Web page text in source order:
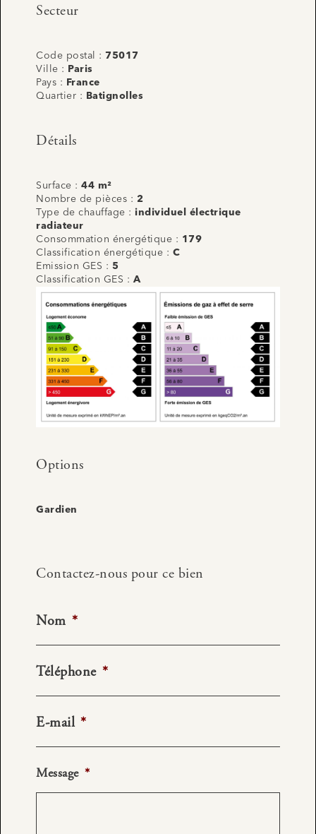
Secteur
Code postal : 75017
Ville :
Paris
Pays :
France
Quartier :
Batignolles
Détails
Surface : 44 m²
Nombre de pièces : 2
Type de chauffage : individuel électrique
radiateur
Consommation énergétique : 179
Classification énergétique : C
Emission GES : 5
Classification GES : A
Options
Gardien
Contactez-nous pour ce bien
Nom *
Téléphone *
E-mail *
Message *